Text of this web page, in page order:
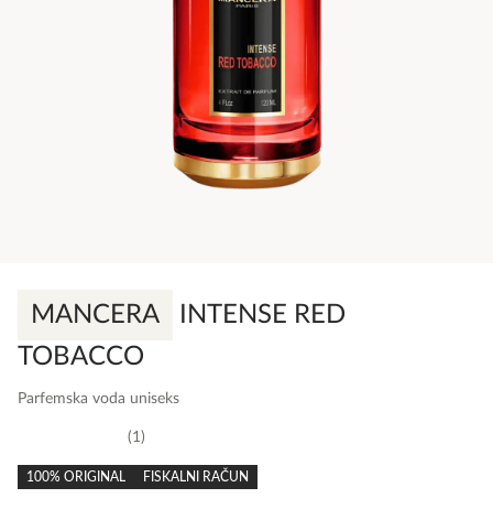
MANCERA
INTENSE RED
TOBACCO
Parfemska voda uniseks
rating
1
100% ORIGINAL FISKALNI RAČUN